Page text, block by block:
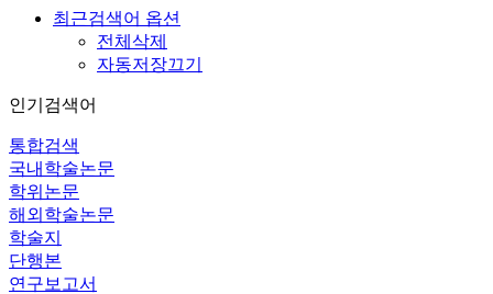
최근검색어 옵션
전체삭제
자동저장끄기
인기검색어
통합검색
국내학술논문
학위논문
해외학술논문
학술지
단행본
연구보고서